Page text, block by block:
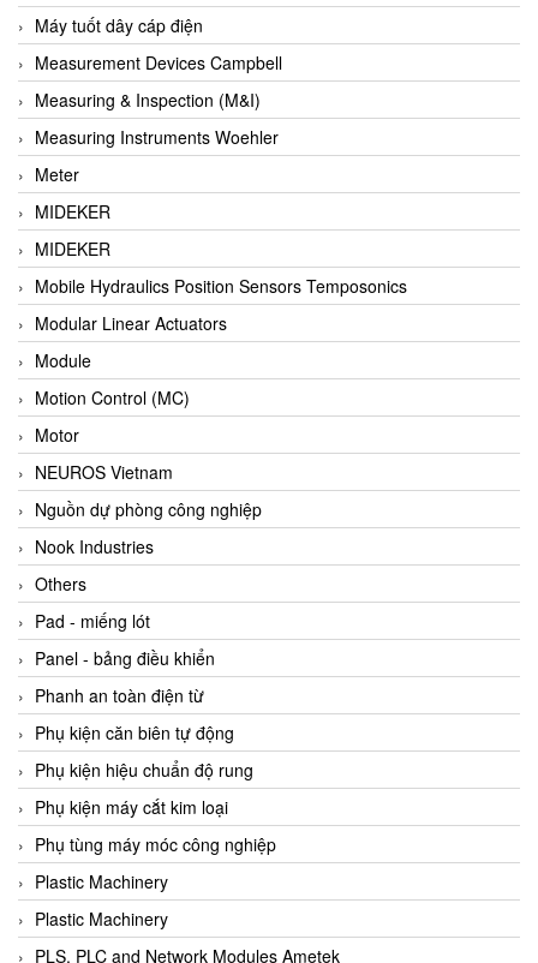
Barel Vietnam
Barksdale
Bartec
Basco
Baumer
Baumuller Vietnam
Baykee
BBC Bircher Smart Access
BCS ITALY
BEA SENSORS
Beacon Extender
Beckhoff
Bedook
Bei Sensor
Beijer
Beinlich-pumps
Beka
BEKO
Belimo
Benetech Vietnam
Bently Nevada
Bentone Vietnam
Bernstein Vietnam
Berthold
Bestech
Bestech
Máy tuốt dây cáp điện
Measurement Devices Campbell
Measuring & Inspection (M&I)
Measuring Instruments Woehler
Meter
MIDEKER
MIDEKER
Mobile Hydraulics Position Sensors Temposonics
Modular Linear Actuators
Module
Motion Control (MC)
Motor
NEUROS Vietnam
Nguồn dự phòng công nghiệp
Nook Industries
Others
Pad - miếng lót
Panel - bảng điều khiển
Phanh an toàn điện từ
Phụ kiện căn biên tự động
Phụ kiện hiệu chuẩn độ rung
Phụ kiện máy cắt kim loại
Phụ tùng máy móc công nghiệp
Plastic Machinery
Plastic Machinery
PLS, PLC and Network Modules Ametek